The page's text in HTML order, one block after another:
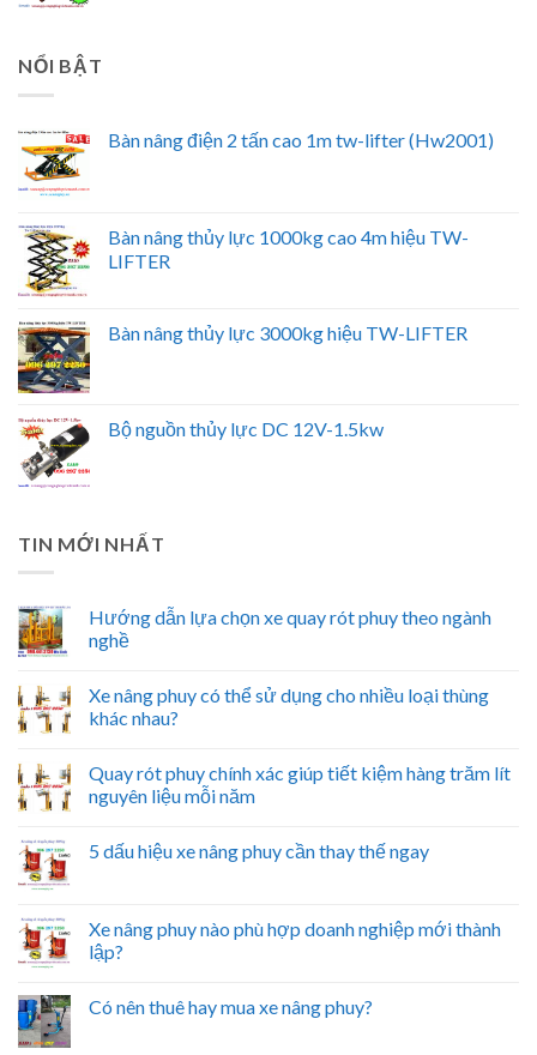
NỔI BẬT
Bàn nâng điện 2 tấn cao 1m tw-lifter (Hw2001)
Bàn nâng thủy lực 1000kg cao 4m hiệu TW-
LIFTER
Bàn nâng thủy lực 3000kg hiệu TW-LIFTER
Bộ nguồn thủy lực DC 12V-1.5kw
TIN MỚI NHẤT
Hướng dẫn lựa chọn xe quay rót phuy theo ngành
nghề
Xe nâng phuy có thể sử dụng cho nhiều loại thùng
khác nhau?
Quay rót phuy chính xác giúp tiết kiệm hàng trăm lít
nguyên liệu mỗi năm
5 dấu hiệu xe nâng phuy cần thay thế ngay
Xe nâng phuy nào phù hợp doanh nghiệp mới thành
lập?
Có nên thuê hay mua xe nâng phuy?